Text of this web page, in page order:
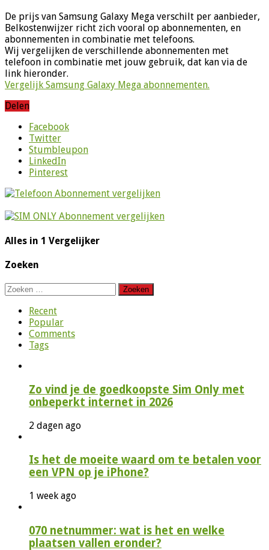
De prijs van Samsung Galaxy Mega verschilt per aanbieder,
Belkostenwijzer richt zich vooral op abonnementen, en
abonnementen in combinatie met telefoons.
Wij vergelijken de verschillende abonnementen met
telefoon in combinatie met jouw gebruik, dat kan via de
link hieronder.
Vergelijk Samsung Galaxy Mega abonnementen.
Delen
Facebook
Twitter
Stumbleupon
LinkedIn
Pinterest
Alles in 1 Vergelijker
Zoeken
Zoeken
Recent
Popular
Comments
Tags
Zo vind je de goedkoopste Sim Only met
onbeperkt internet in 2026
2 dagen ago
Is het de moeite waard om te betalen voor
een VPN op je iPhone?
1 week ago
070 netnummer: wat is het en welke
plaatsen vallen eronder?